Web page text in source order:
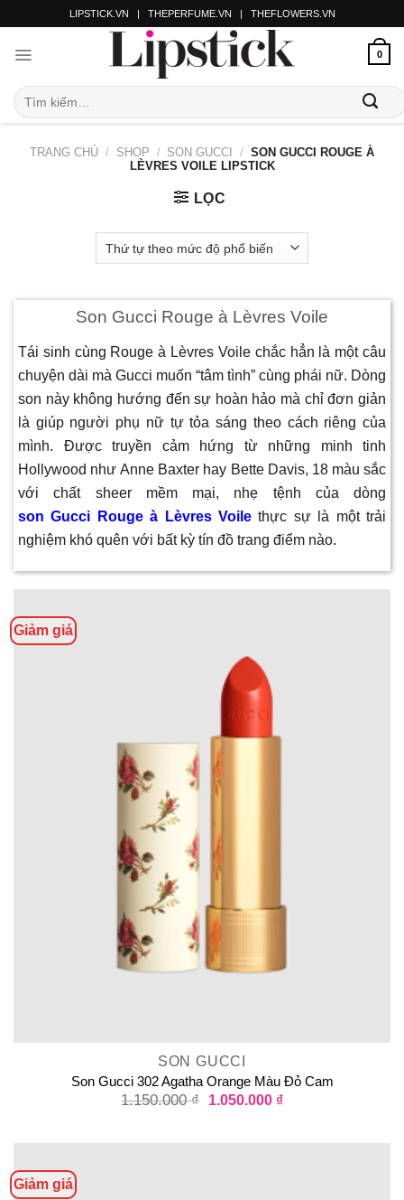
LIPSTICK.VN | THEPERFUME.VN | THEFLOWERS.VN
0
TRANG CHỦ / SHOP / SON GUCCI / SON GUCCI ROUGE À
LÈVRES VOILE LIPSTICK
LỌC
Son Gucci Rouge à Lèvres Voile
Tái sinh cùng Rouge à Lèvres Voile chắc hẳn là một câu
chuyện dài mà Gucci muốn “tâm tình” cùng phái nữ. Dòng
son này không hướng đến sự hoàn hảo mà chỉ đơn giản
là giúp người phụ nữ tự tỏa sáng theo cách riêng của
mình. Được truyền cảm hứng từ những minh tinh
Hollywood như Anne Baxter hay Bette Davis, 18 màu sắc
với chất sheer mềm mại, nhẹ tệnh của dòng
son Gucci Rouge à Lèvres Voile thực sự là một trải
nghiệm khó quên với bất kỳ tín đồ trang điểm nào.
Giảm giá
SON GUCCI
Son Gucci 302 Agatha Orange Màu Đỏ Cam
1.150.000₫ 1.050.000 ₫
Giảm giá